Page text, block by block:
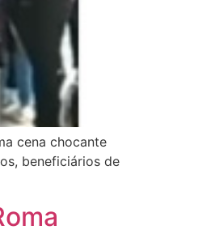
cena chocante
beneficiários de